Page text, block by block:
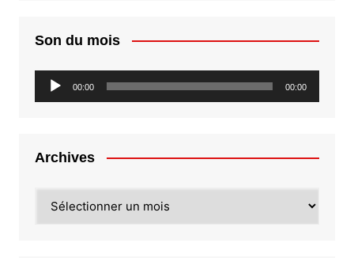
Son du mois
Lecteur
audio
00:00 00:00
Archives